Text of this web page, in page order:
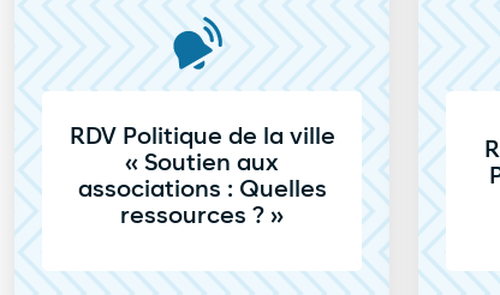
RDV Politique de la ville
« Soutien aux
associations : Quelles
ressources ? »